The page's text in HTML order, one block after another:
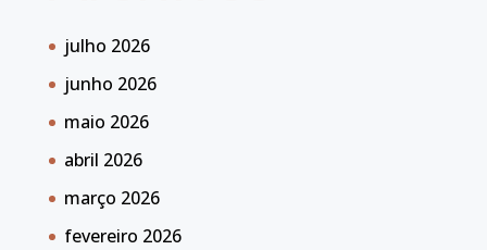
julho 2026
junho 2026
maio 2026
abril 2026
março 2026
fevereiro 2026